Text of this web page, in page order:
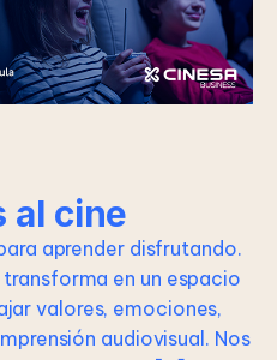
al cine
aprender disfrutando.
en un espacio
valores, emociones,
audiovisual. Nos